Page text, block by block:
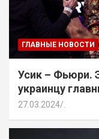
ГЛАВНЫЕ НОВОСТИ
Усик – Фьюри.
украинцу
27.03.2024 .